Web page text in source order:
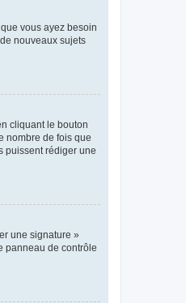
vous ayez besoin
nouveaux sujets
cliquant le bouton
nombre de fois que
puissent rédiger une
une signature »
panneau de contrôle